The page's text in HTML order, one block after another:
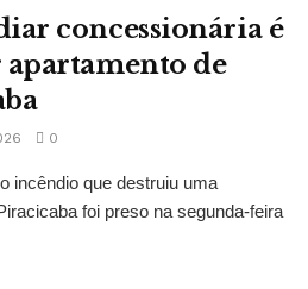
concessionária é
apartamento de
0
incêndio que destruiu uma
foi preso na segunda-feira